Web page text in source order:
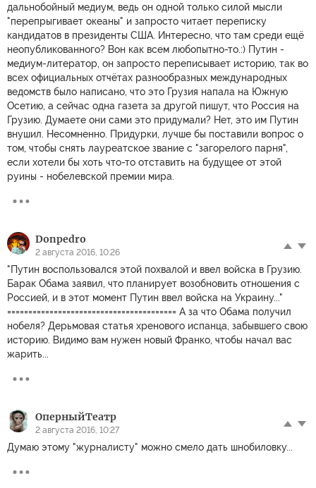
дальнобойный медиум, ведь он одной только силой мысли
"перепрыгивает океаны" и запросто читает переписку
кандидатов в президенты США. Интересно, что там среди ещё
неопубликованного? Вон как всем любопытно-то.:) Путин -
медиум-литератор, он запросто переписывает историю, так во
всех официальных отчётах разнообразных международных
ведомств было написано, что это Грузия напала на Южную
Осетию, а сейчас одна газета за другой пишут, что Россия на
Грузию. Думаете они сами это придумали? Нет, это им Путин
внушил. Несомненно. Придурки, лучше бы поставили вопрос о
том, чтобы снять лауреатское звание с "загорелого парня",
если хотели бы хоть что-то отставить на будущее от этой
руины - нобелевской премии мира.
Donpedro
2 августа 2016, 10:26
"Путин воспользовался этой похвалой и ввел войска в Грузию.
Барак Обама заявил, что планирует возобновить отношения с
Россией, и в этот момент Путин ввел войска на Украину..."
======================================== А за что Обама получил
нобеля? Дерьмовая статья хренового испанца, забывшего свою
историю. Видимо вам нужен новый Франко, чтобы начал вас
жарить...
ОперныйТеатр
2 августа 2016, 10:27
Думаю этому "журналисту" можно смело дать шнобиловку...